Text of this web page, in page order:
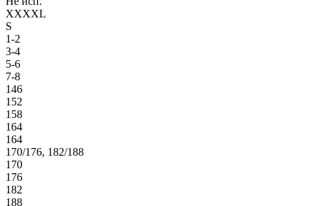
XXXXL
S
1-2
3-4
5-6
7-8
146
152
158
164
164
170/176, 182/188
170
176
182
188